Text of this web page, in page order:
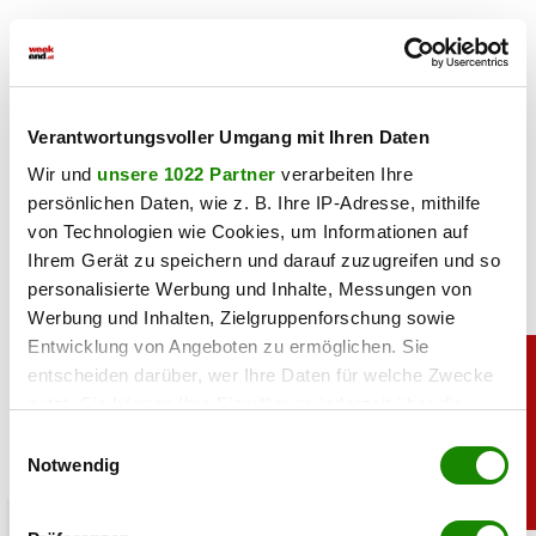
Verantwortungsvoller Umgang mit Ihren Daten
Wir und unsere 1022 Partner verarbeiten Ihre
persönlichen Daten, wie z. B. Ihre IP-Adresse, mithilfe
von Technologien wie Cookies, um Informationen auf
Ihrem Gerät zu speichern und darauf zuzugreifen und so
personalisierte Werbung und Inhalte, Messungen von
Werbung und Inhalten, Zielgruppenforschung sowie
Entwicklung von Angeboten zu ermöglichen. Sie
entscheiden darüber, wer Ihre Daten für welche Zwecke
Trigger Symbol ändern oder widerrufen
Notwendig
Schicken Sie uns Ihr
Feedback zu diesem Artikel.
teilen